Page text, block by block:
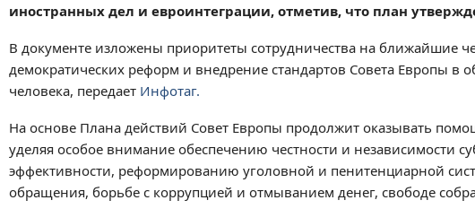
иностранных дел и евроинтеграции, отметив, что план
В документе изложены приоритеты сотрудничества на ближайшие
демократических реформ и внедрение стандартов Совета Европы в
человека, передает Инфотаг.
На основе Плана действий Совет Европы продолжит оказывать
уделяя особое внимание обеспечению честности и независимости
эффективности, реформированию уголовной и пенитенциарной
обращения, борьбе с коррупцией и отмыванием денег, свободе